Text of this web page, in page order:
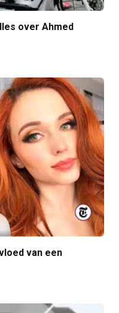
over Ahmed
van een